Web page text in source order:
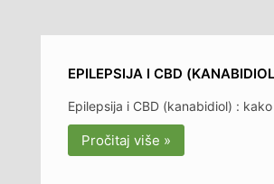
EPILEPSIJA I CBD
Epilepsija i CBD (kanabidiol) :
Pročitaj više »